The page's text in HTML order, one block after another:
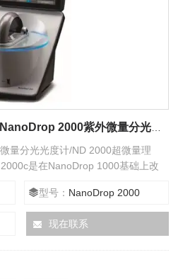
量分光光度计/ND 2000超微量理
是在NanoDrop 1000基础上改
、性价比高（更宽的波长、更高的浓
型号： NanoDrop 2000
现在联系